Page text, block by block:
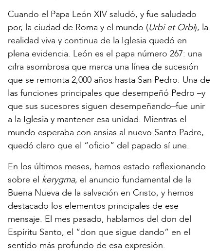
Cuando el Papa León XIV saludó, y fue saludado
por, la ciudad de Roma y el mundo (Urbi et Orbi), la
realidad viva y continua de la Iglesia quedó en
plena evidencia. León es el papa número 267: una
cifra asombrosa que marca una línea de sucesión
que se remonta 2,000 años hasta San Pedro. Una de
las funciones principales que desempeñó Pedro –y
que sus sucesores siguen desempeñando–fue unir
a la Iglesia y mantener esa unidad. Mientras el
mundo esperaba con ansias al nuevo Santo Padre,
quedó claro que el “oficio” del papado sí une.
En los últimos meses, hemos estado reflexionando
sobre el kerygma, el anuncio fundamental de la
Buena Nueva de la salvación en Cristo, y hemos
destacado los elementos principales de ese
mensaje. El mes pasado, hablamos del don del
Espíritu Santo, el “don que sigue dando” en el
sentido más profundo de esa expresión.